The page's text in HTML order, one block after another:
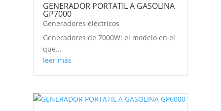
GENERADOR PORTATIL A GASOLINA
GP7000
Generadores eléctricos
Generadores de 7000W: el modelo en el
que...
leer más